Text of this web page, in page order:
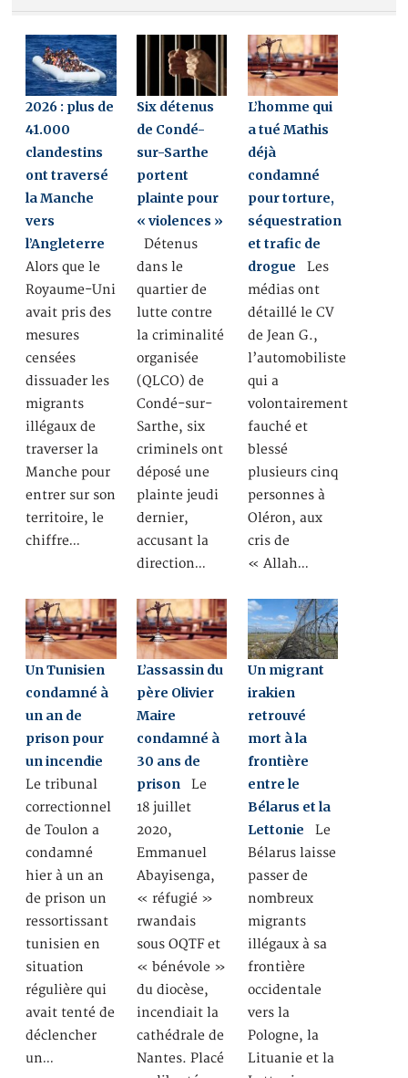
2026 : plus de
41.000
clandestins
ont traversé
la Manche
vers
l’Angleterre
Alors que le
Royaume-Uni
avait pris des
mesures
censées
dissuader les
migrants
illégaux de
traverser la
Manche pour
entrer sur son
territoire, le
chiffre…
Six détenus
de Condé-
sur-Sarthe
portent
plainte pour
« violences »
Détenus
dans le
quartier de
lutte contre
la criminalité
organisée
(QLCO) de
Condé-sur-
Sarthe, six
criminels ont
déposé une
plainte jeudi
dernier,
accusant la
direction…
L’homme qui
a tué Mathis
déjà
condamné
pour torture,
séquestration
et trafic de
drogue Les
médias ont
détaillé le CV
de Jean G.,
l’automobiliste
qui a
volontairement
fauché et
blessé
plusieurs cinq
personnes à
Oléron, aux
cris de
« Allah…
Un Tunisien
condamné à
un an de
prison pour
un incendie
Le tribunal
correctionnel
de Toulon a
condamné
hier à un an
de prison un
ressortissant
tunisien en
situation
régulière qui
avait tenté de
déclencher
un…
L’assassin du
père Olivier
Maire
condamné à
30 ans de
prison Le
18 juillet
2020,
Emmanuel
Abayisenga,
« réfugié »
rwandais
sous OQTF et
« bénévole »
du diocèse,
incendiait la
cathédrale de
Nantes. Placé
Un migrant
irakien
retrouvé
mort à la
frontière
entre le
Bélarus et la
Lettonie Le
Bélarus laisse
passer de
nombreux
migrants
illégaux à sa
frontière
occidentale
vers la
Pologne, la
Lituanie et la